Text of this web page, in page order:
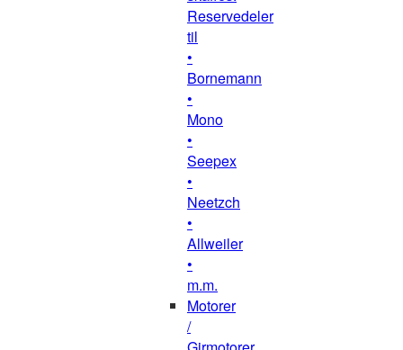
Reservedeler
til
•
Bornemann
•
Mono
•
Seepex
•
Neetzch
•
Allweiler
•
m.m.
Motorer
/